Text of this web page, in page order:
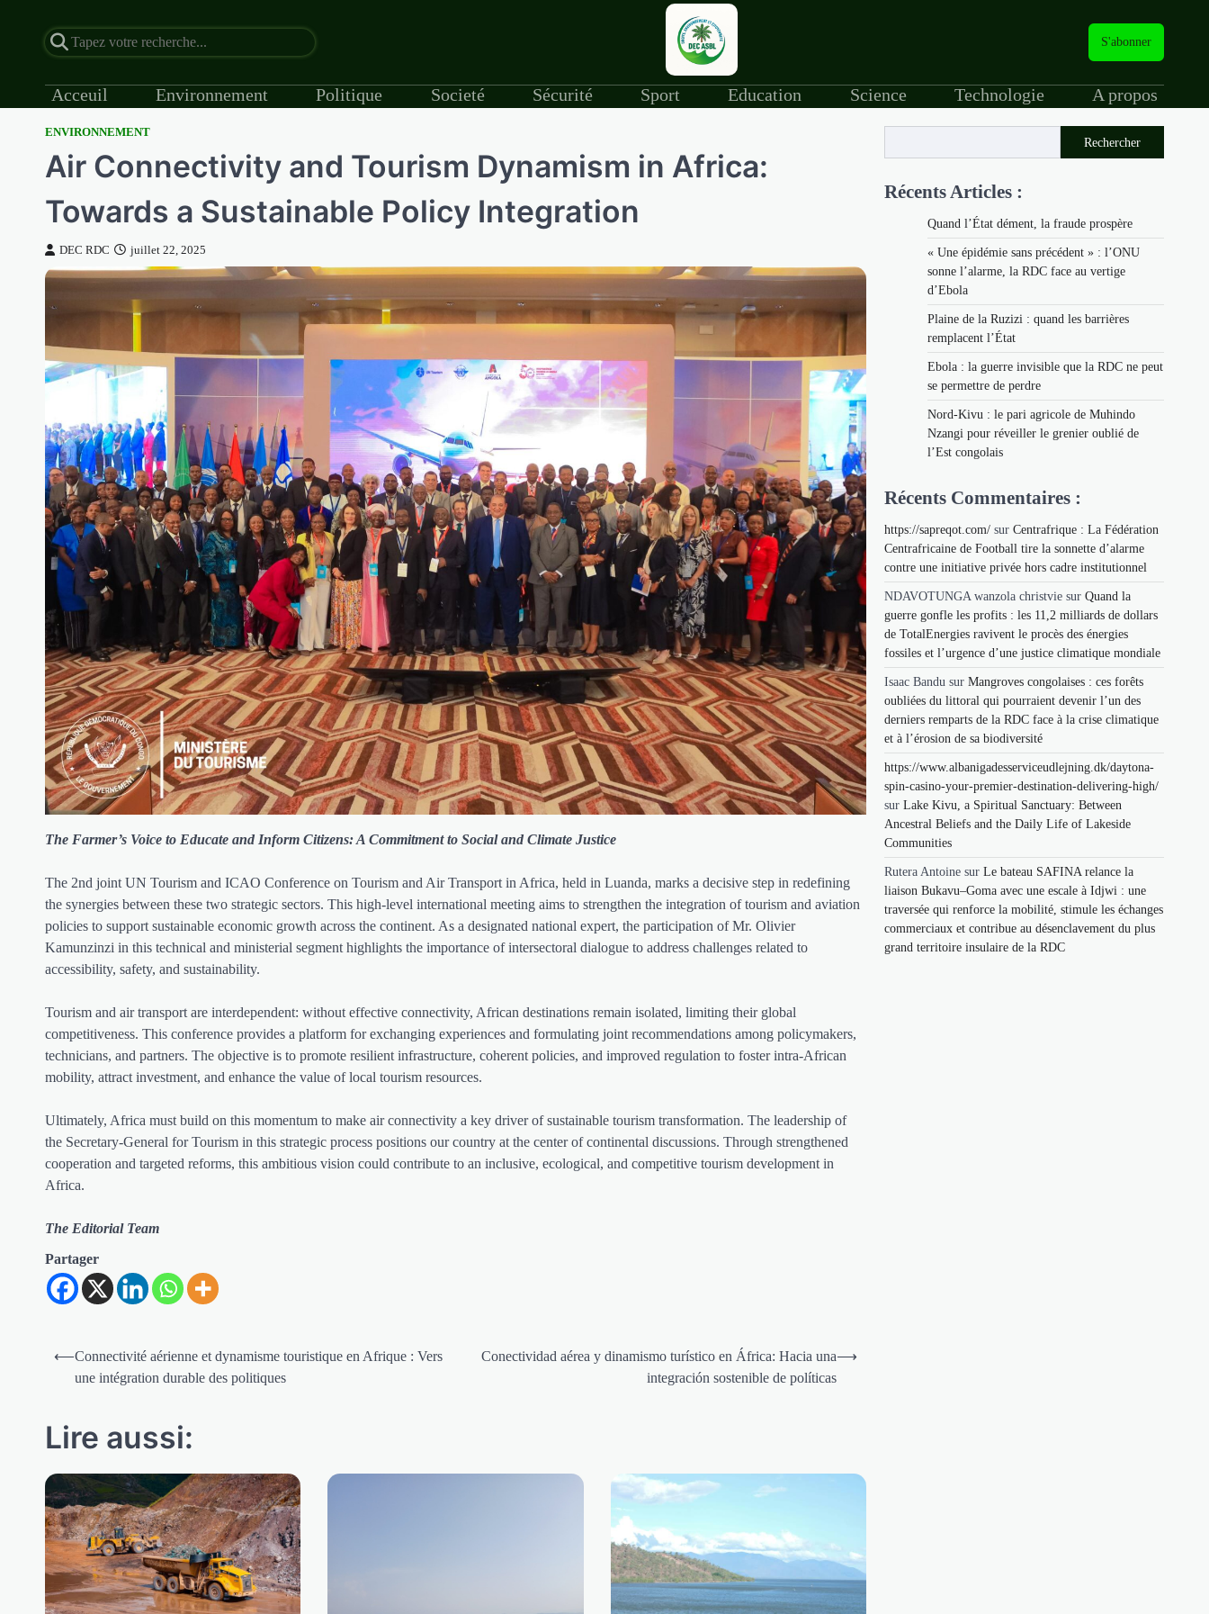
S'abonner
Acceuil Environnement Politique Societé Sécurité Sport Education Science Technologie A propos
ENVIRONNEMENT
Air Connectivity and Tourism Dynamism in Africa:
Towards a Sustainable Policy Integration
DEC RDC juillet 22, 2025
The Farmer’s Voice to Educate and Inform Citizens: A Commitment to Social and Climate Justice
The 2nd joint UN Tourism and ICAO Conference on Tourism and Air Transport in Africa, held in Luanda, marks a decisive step in redefining
the synergies between these two strategic sectors. This high-level international meeting aims to strengthen the integration of tourism and aviation
policies to support sustainable economic growth across the continent. As a designated national expert, the participation of Mr. Olivier
Kamunzinzi in this technical and ministerial segment highlights the importance of intersectoral dialogue to address challenges related to
accessibility, safety, and sustainability.
Tourism and air transport are interdependent: without effective connectivity, African destinations remain isolated, limiting their global
competitiveness. This conference provides a platform for exchanging experiences and formulating joint recommendations among policymakers,
technicians, and partners. The objective is to promote resilient infrastructure, coherent policies, and improved regulation to foster intra-African
mobility, attract investment, and enhance the value of local tourism resources.
Ultimately, Africa must build on this momentum to make air connectivity a key driver of sustainable tourism transformation. The leadership of
the Secretary-General for Tourism in this strategic process positions our country at the center of continental discussions. Through strengthened
cooperation and targeted reforms, this ambitious vision could contribute to an inclusive, ecological, and competitive tourism development in
Africa.
The Editorial Team
Partager
Navigation
⟵Connectivité aérienne et dynamisme touristique en Afrique : Vers
une intégration durable des politiques
Conectividad aérea y dinamismo turístico en África: Hacia una
integración sostenible de políticas
⟶
Lire aussi:
Rechercher
Récents Articles :
Quand l’État dément, la fraude prospère
« Une épidémie sans précédent » : l’ONU
sonne l’alarme, la RDC face au vertige
d’Ebola
Plaine de la Ruzizi : quand les barrières
remplacent l’État
Ebola : la guerre invisible que la RDC ne peut
se permettre de perdre
Nord-Kivu : le pari agricole de Muhindo
Nzangi pour réveiller le grenier oublié de
l’Est congolais
Récents Commentaires :
https://sapreqot.com/ sur Centrafrique : La Fédération
Centrafricaine de Football tire la sonnette d’alarme
contre une initiative privée hors cadre institutionnel
NDAVOTUNGA wanzola christvie sur Quand la
guerre gonfle les profits : les 11,2 milliards de dollars
de TotalEnergies ravivent le procès des énergies
fossiles et l’urgence d’une justice climatique mondiale
Isaac Bandu sur Mangroves congolaises : ces forêts
oubliées du littoral qui pourraient devenir l’un des
derniers remparts de la RDC face à la crise climatique
et à l’érosion de sa biodiversité
https://www.albanigadesserviceudlejning.dk/daytona-
spin-casino-your-premier-destination-delivering-high/
sur Lake Kivu, a Spiritual Sanctuary: Between
Ancestral Beliefs and the Daily Life of Lakeside
Communities
Rutera Antoine sur Le bateau SAFINA relance la
liaison Bukavu–Goma avec une escale à Idjwi : une
traversée qui renforce la mobilité, stimule les échanges
commerciaux et contribue au désenclavement du plus
grand territoire insulaire de la RDC